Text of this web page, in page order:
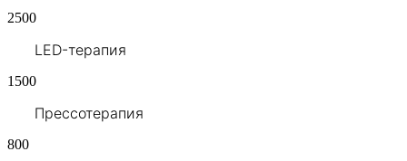
2500
LED-терапия
1500
Прессотерапия
800